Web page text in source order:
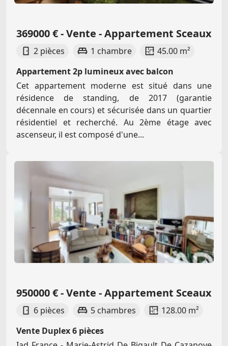
369000 € - Vente - Appartement Sceaux
2 pièces 1 chambre
45.00 m²
Appartement 2p lumineux avec balcon
Cet appartement moderne est situé dans une
résidence de standing, de 2017 (garantie
décennale en cours) et sécurisée dans un quartier
résidentiel et recherché. Au 2ème étage avec
ascenseur, il est composé d'une...
950000 € - Vente - Appartement Sceaux
6 pièces 5 chambres
128.00 m²
Vente Duplex 6 pièces